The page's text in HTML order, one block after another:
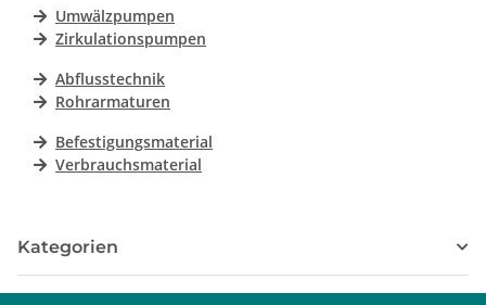
Umwälzpumpen
Zirkulationspumpen
Abflusstechnik
Rohrarmaturen
Befestigungsmaterial
Verbrauchsmaterial
Kategorien